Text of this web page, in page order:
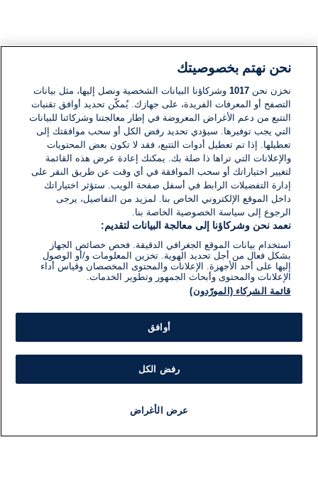
نحن نهتم بخصوصيتك
نخزن نحن1017 وشركاؤنا البيانات الشخصية ونصل إليها، مثل بيانات
التصفح أو المعرفات الفريدة، على جهازك. يُمكّن تحديد أوافق تقنيات
التتبع من دعم الأغراض المعروضة في إطار معالجتنا وشركائنا للبيانات
التي يجب توفيرها. سيؤدي تحديد رفض الكل أو سحب موافقتك إلى
تعطيلها. إذا تم تعطيل أدوات التتبع، فقد لا تكون بعض المحتويات
والإعلانات التي تراها ذا صلة بك. يمكنك إعادة عرض هذه القائمة
لتغيير اختياراتك أو سحب الموافقة في أي وقت عن طريق النقر على
إدارة التفضيلات الرابط في أسفل صفحة الويب. ستؤثر اختياراتك
داخل الموقع الإلكتروني الخاص بنا. لمزيد من التفاصيل، يرجى
الرجوع إلى سياسة الخصوصية الخاصة بنا.
نعمد نحن وشركاؤنا إلى معالجة البيانات لتقديم:
استخدام بيانات الموقع الجغرافي الدقيقة. فحص خصائص الجهاز
بشكل فعال من أجل تحديد الهوية. تخزين المعلومات و/أو الوصول
إليها على أحد الأجهزة. الإعلانات والمحتوى المخصصان وقياس أداء
الإعلانات والمحتوى وأبحاث الجمهور وتطوير الخدمات.
قائمة الشركاء (المورّدون)
أوافق
رفض الكل
عرض الأغراض